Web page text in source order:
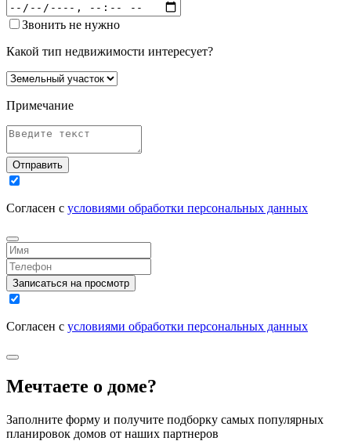
Звонить не нужно
Какой тип недвижимости интересует?
Примечание
Отправить
Согласен с условиями обработки персональных данных
Записаться на просмотр
Согласен с условиями обработки персональных данных
Мечтаете о доме?
Заполните форму и получите подборку самых популярных
планировок домов от наших партнеров